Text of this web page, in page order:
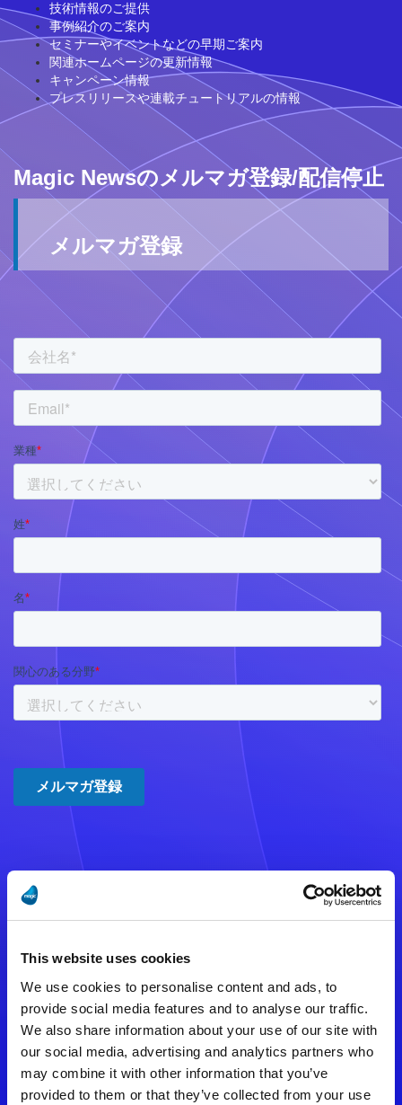
This website uses cookies
We use cookies to personalise content and ads, to
provide social media features and to analyse our traffic.
We also share information about your use of our site with
our social media, advertising and analytics partners who
may combine it with other information that you’ve
provided to them or that they’ve collected from your use
技術情報のご提供
事例紹介のご案内
セミナーやイベントなどの早期ご案内
関連ホームページの更新情報
キャンペーン情報
プレスリリースや連載チュートリアルの情報
Magic Newsのメルマガ登録/配信停止
メルマガ登録
注意事項
ある可能性があります。
メールアドレスをご確認のうえ、
再度手続きを行ってください。